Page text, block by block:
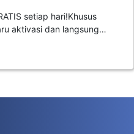
setiap hari!Khusus
aktivasi dan langsung…